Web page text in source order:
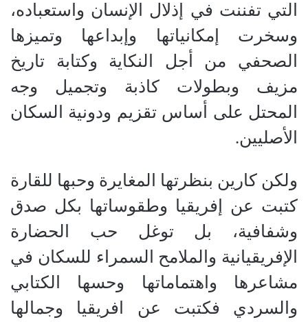
التي تفننت في إذلال الإنسان واستعباده،
وسخرت إمكانياتها وإبداعها وتميزها
الصحفي من أجل النكاية وكتابة تاريخ
مزيف وبطولات كاذبة وتجميل وجه
المحتل على أساس تقزيم ودونية السكان
الأصليين.
ولكن كارين بنظرتها المغايرة وحبها للقارة
كتبت عن إفريقيا وطقوساتها بكل صدق
وشفافية، بل توغل حب الحضارة
الإفريقيانية والملامح السمراء للسكان في
مشاعرها واهتماماتها وحسها الكتابي
والسردي فكتبت عن افريقيا وجمالها